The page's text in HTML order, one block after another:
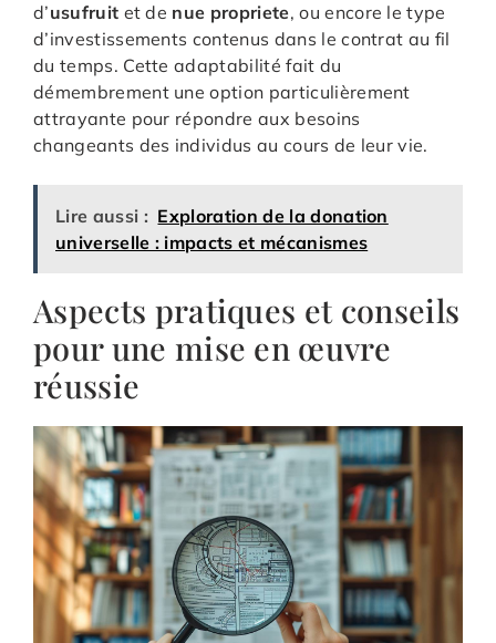
d’usufruit et de nue propriete, ou encore le type
d’investissements contenus dans le contrat au fil
du temps. Cette adaptabilité fait du
démembrement une option particulièrement
attrayante pour répondre aux besoins
changeants des individus au cours de leur vie.
Lire aussi : Exploration de la donation
universelle : impacts et mécanismes
Aspects pratiques et conseils
pour une mise en œuvre
réussie